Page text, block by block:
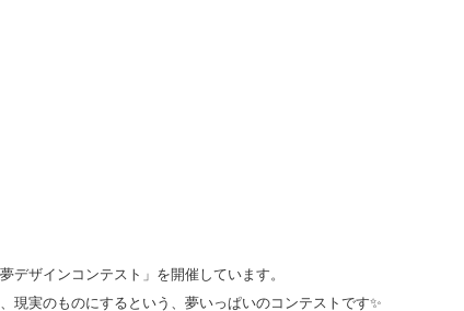
デザインコンテスト」を開催しています。
現実のものにするという、夢いっぱいのコンテストです✨